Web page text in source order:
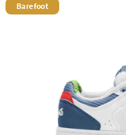
hvězdiček.
Barefoot